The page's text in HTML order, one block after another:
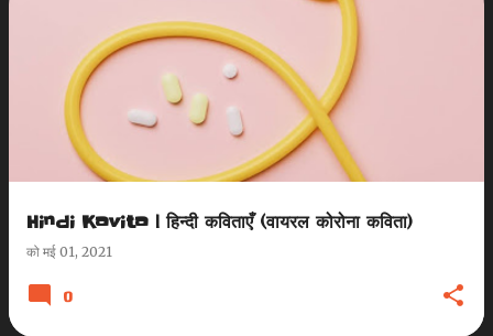
Hindi Kavita | हिन्दी कविताएँ (वायरल कोरोना कविता)
को मई 01, 2021
0